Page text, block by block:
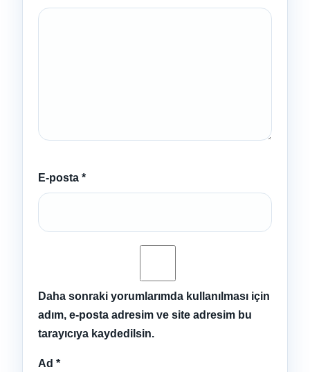
E-posta *
Daha sonraki yorumlarımda kullanılması için
adım, e-posta adresim ve site adresim bu
tarayıcıya kaydedilsin.
Ad *